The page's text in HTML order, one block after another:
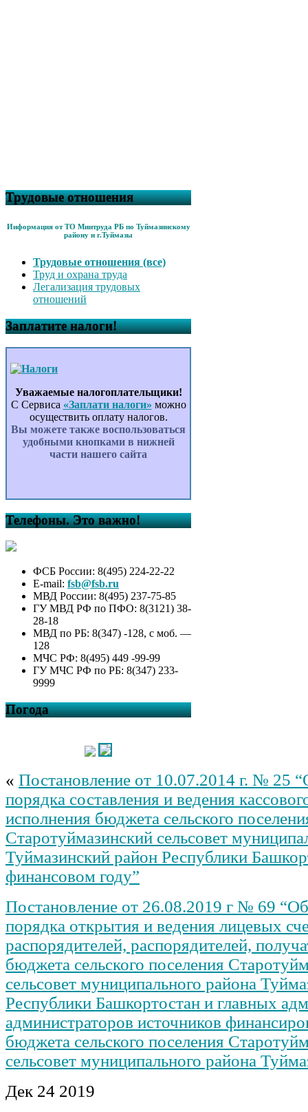
Трудовые отношения
Информация от ТО Минтруда РБ по Туймазинскому
району и г.Туймазы
Трудовые отношения (все)
Труд и охрана труда
Легализация трудовых
отношений
Заплатите налоги!
Уважаемые налогоплательщики!
С Сервиса «Заплати налоги» можно
осуществить оплату налогов.
Вы можете также воспользоваться
удобными кнопками в нижней
части нашего сайта
Телефоны. Это важно!
ФСБ России: 8(495) 224-22-22
E-mail: fsb@fsb.ru
МВД России: 8(495) 237-75-85
ГУ МВД РФ по ПФО: 8(3121) 38-
28-18
МВД по РБ: 8(347) -128, с моб. —
128
МЧС РФ: 8(495) 449 -99-99
ГУ МЧС РФ по РБ: 8(347) 233-
9999
Погода
« Постановление от 10.07.2014 г. № 25
порядка составления и ведения
исполнения бюджета сельского
Старотуймазинский сельсовет
Туймазинский район Республики
финансовом году”
Постановление от 26.08.2019 г № 69
порядка открытия и ведения лицевых
распорядителей, распорядителей,
бюджета сельского поселения
сельсовет муниципального района
Республики Башкортостан и главных
администраторов источников
бюджета сельского поселения
сельсовет муниципального района
Дек 24 2019